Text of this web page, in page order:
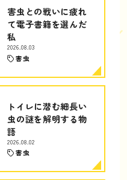
害虫との戦いに疲れ
て電子書籍を選んだ
私
2026.08.03
害虫
トイレに潜む細長い
虫の謎を解明する物
語
2026.08.02
害虫